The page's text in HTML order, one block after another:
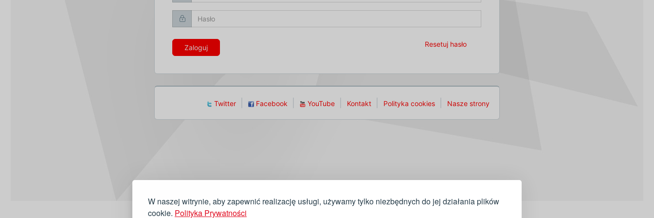
W naszej witrynie, aby zapewnić realizację usługi, używamy tylko niezbędnych do jej działania plików
cookie. Polityka Prywatności
Zaloguj Resetuj hasło
Twitter Facebook YouTube Kontakt Polityka cookies Nasze strony